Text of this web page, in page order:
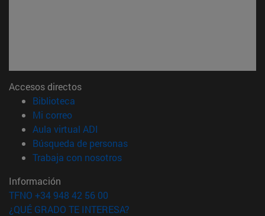
Accesos directos
Biblioteca
Mi correo(abre en nueva ventana)
Aula virtual ADI
Búsqueda de personas(abre en nueva ventana)
Trabaja con nosotros(abre en nueva ventana)
Información
TFNO +34 948 42 56 00
¿QUÉ GRADO TE INTERESA?